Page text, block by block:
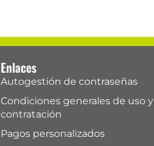
Enlaces
Autogestión de contraseñas
Condiciones generales de uso y
contratación
Pagos personalizados